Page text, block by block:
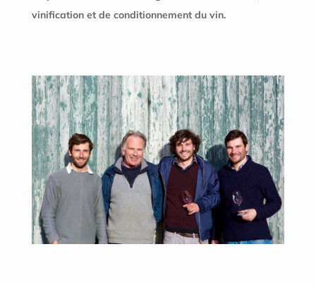
vinification et de conditionnement du vin.